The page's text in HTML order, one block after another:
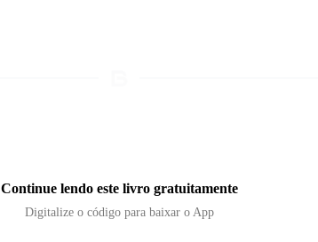
Continue lendo este livro gratuitamente
Digitalize o código para baixar o App